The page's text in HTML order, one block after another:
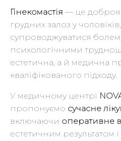
Гінекомастія — це
грудних залоз у
супроводжуватися
психологічними
естетична, а й медична
кваліфікованого підходу.
У медичному центрі
пропонуємо сучасне
включаючи оперативне
естетичним результатом